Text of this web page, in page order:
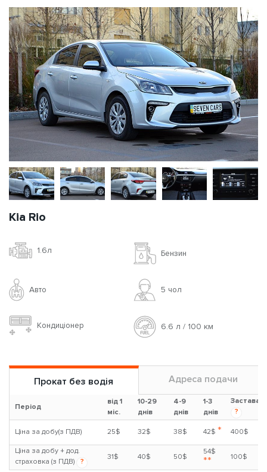
Kia Rio
1.6л Бензин
Авто 5 чoл
Кондиціонер 6.6 л / 100 км
Прокат без водія Адреса подачи
Період
від 1
міс.
10-29
днів
4-9
днів
1-3
днів
Застава
?
Ціна за добу(з ПДВ) 25$ 32$ 38$ 42$ * 400$
Ціна за добу + дод.
страховка (з ПДВ)
?
31$ 40$ 50$
54$
** 100$